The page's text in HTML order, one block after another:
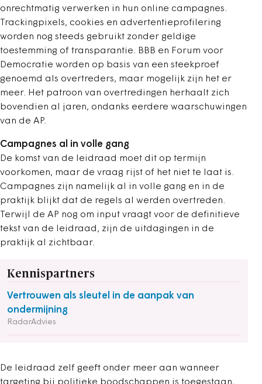
onrechtmatig verwerken in hun online campagnes.
Trackingpixels, cookies en advertentieprofilering
worden nog steeds gebruikt zonder geldige
toestemming of transparantie. BBB en Forum voor
Democratie worden op basis van een steekproef
genoemd als overtreders, maar mogelijk zijn het er
meer. Het patroon van overtredingen herhaalt zich
bovendien al jaren, ondanks eerdere waarschuwingen
van de AP.
Campagnes al in volle gang
De komst van de leidraad moet dit op termijn
voorkomen, maar de vraag rijst of het niet te laat is.
Campagnes zijn namelijk al in volle gang en in de
praktijk blijkt dat de regels al werden overtreden.
Terwijl de AP nog om input vraagt voor de definitieve
tekst van de leidraad, zijn de uitdagingen in de
praktijk al zichtbaar.
Kennispartners
Vertrouwen als sleutel in de aanpak van
ondermijning
RadarAdvies
De leidraad zelf geeft onder meer aan wanneer
targeting bij politieke boodschappen is toegestaan,